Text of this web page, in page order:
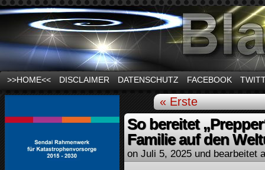
News und Infos zum Thema Stromausfall
>>HOME<< DISCLAIMER DATENSCHUTZ FACEBOOK
« Erste
So bereitet
Familie auf den
on Juli 5, 2025 und bearbeitet